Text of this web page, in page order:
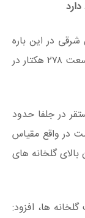
در این باره
به ایرنا گفت: تعداد ۵۱۰ واحد گلخانه ای به وسعت ۲۷۸ هکتار در
در جلفا حدود
متعلق به ۵۰۰ واحد است در واقع مقیاس
بالای گلخانه های
ها، افزود: